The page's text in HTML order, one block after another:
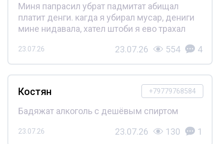
Миня папрасил убрат падмитат абищал
платит денги. кагда я убирал мусар, дениги
мине нидавала, хател штоби я ево трахал
23.07.26 23.07.26 554 4
+79779768584
Костян
Бадяжат алкоголь с дешёвым спиртом
23.07.26 23.07.26 130 1